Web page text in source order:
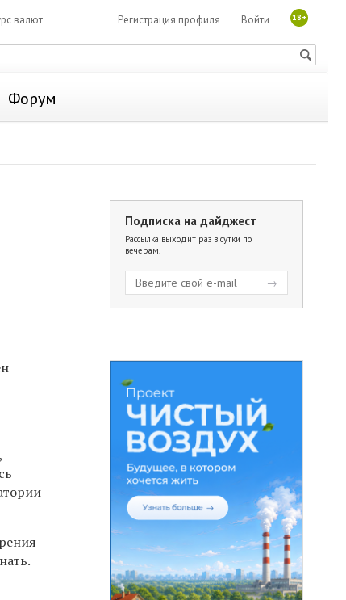
валют 18+
Войти
Регистрация профиля
Форум
Подписка на дайджест
Рассылка выходит раз в сутки по
вечерам.